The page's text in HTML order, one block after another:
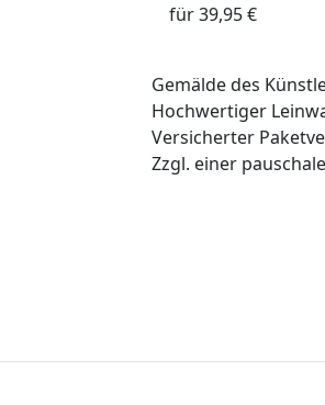
für 39,95 €
Gemälde des
Hochwertiger
Versicherter
Zzgl. einer